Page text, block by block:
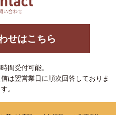
せはこちら
間受付可能。
は翌営業日に順次回答しておりま
す。